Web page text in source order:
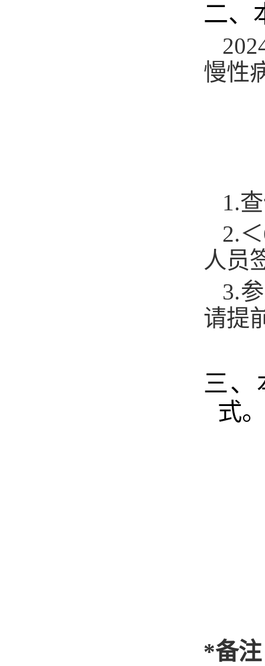
二、
慢性
1.
2.
人员
3.
请提
三、
式
*备